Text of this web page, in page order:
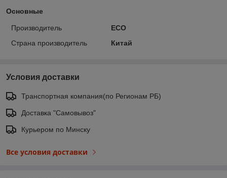
Основные
Производитель
ECO
Страна производитель
Китай
Условия доставки
Транспортная компания(по Регионам РБ)
Доставка "Самовывоз"
Курьером по Минску
Все условия доставки